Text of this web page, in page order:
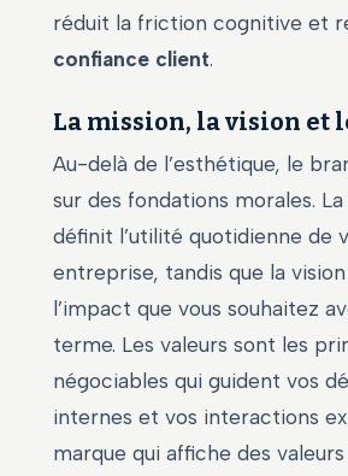
réduit la friction cognitive et
confiance client.
La mission, la vision et
Au-delà de l’esthétique, le
sur des fondations morales.
définit l’utilité quotidienne de
entreprise, tandis que la
l’impact que vous souhaitez
terme. Les valeurs sont les
négociables qui guident vos
internes et vos interactions
marque qui affiche des